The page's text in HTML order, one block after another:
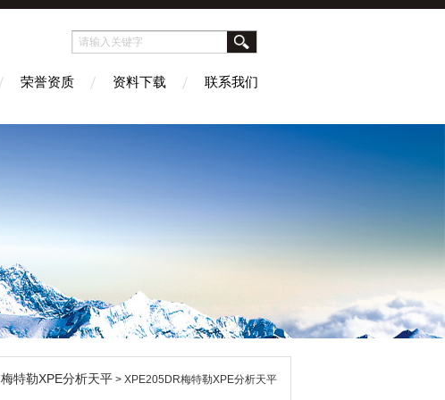
荣誉资质 资料下载 联系我们
梅特勒XPE分析天平 > XPE205DR梅特勒XPE分析天平